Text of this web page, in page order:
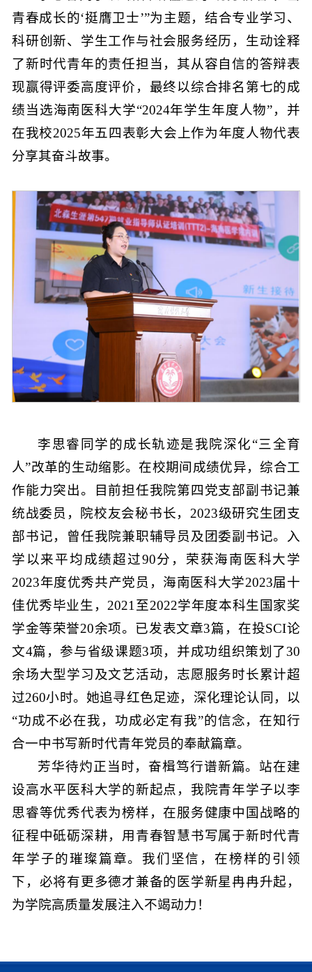
青春成长的‘挺膺卫士’”为主题，结合专业学习、
科研创新、学生工作与社会服务经历，生动诠释
了新时代青年的责任担当，其从容自信的答辩表
现赢得评委高度评价，最终以综合排名第七的成
绩当选海南医科大学“2024年学生年度人物”，并
在我校2025年五四表彰大会上作为年度人物代表
分享其奋斗故事。
李思睿同学的成长轨迹是我院深化“三全育
人”改革的生动缩影。在校期间成绩优异，综合工
作能力突出。目前担任我院第四党支部副书记兼
统战委员，院校友会秘书长，2023级研究生团支
部书记，曾任我院兼职辅导员及团委副书记。入
学以来平均成绩超过90分，荣获海南医科大学
2023年度优秀共产党员，海南医科大学2023届十
佳优秀毕业生，2021至2022学年度本科生国家奖
学金等荣誉20余项。已发表文章3篇，在投SCI论
文4篇，参与省级课题3项，并成功组织策划了30
余场大型学习及文艺活动，志愿服务时长累计超
过260小时。她追寻红色足迹，深化理论认同，以
“功成不必在我，功成必定有我”的信念，在知行
合一中书写新时代青年党员的奉献篇章。
芳华待灼正当时，奋楫笃行谱新篇。站在建
设高水平医科大学的新起点，我院青年学子以李
思睿等优秀代表为榜样，在服务健康中国战略的
征程中砥砺深耕，用青春智慧书写属于新时代青
年学子的璀璨篇章。我们坚信，在榜样的引领
下，必将有更多德才兼备的医学新星冉冉升起，
为学院高质量发展注入不竭动力！